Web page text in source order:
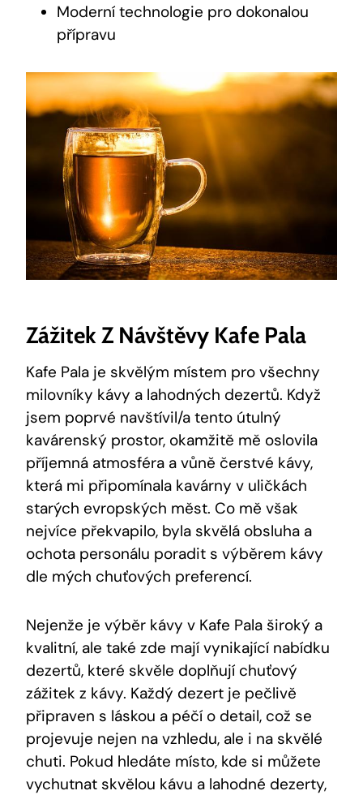
Moderní ‌technologie pro dokonalou
přípravu
Zážitek Z Návštěvy Kafe Pala
Kafe Pala je skvělým místem pro všechny
milovníky kávy a‌ lahodných dezertů. ​Když
jsem poprvé navštívil/a tento útulný‌
kavárenský prostor, okamžitě mě⁤ oslovila
příjemná atmosféra a vůně čerstvé ​kávy,
která mi⁣ připomínala kavárny v uličkách
starých evropských měst. Co mě však ​
nejvíce překvapilo, byla ⁣skvělá obsluha⁣ a
ochota personálu poradit s výběrem kávy
dle⁢ mých chuťových preferencí.
Nejenže ⁢je výběr kávy v ​Kafe Pala široký a
kvalitní, ale také zde mají vynikající nabídku‍
dezertů, ⁤které skvěle doplňují chuťový
zážitek z kávy. Každý dezert je pečlivě
připraven s láskou a⁤ péčí o detail, což se
projevuje ⁣nejen na vzhledu, ale⁢ i na skvělé
⁣chuti. ⁣Pokud hledáte místo, kde si můžete
vychutnat skvělou ‍kávu ⁣a lahodné dezerty,